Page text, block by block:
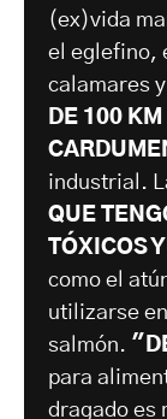
(ex)vida
el eglefino,
calamares
DE 100 KM
industrial.
QUE
TÓXICOS
como el
utilizarse
salmón.
para
dragado es